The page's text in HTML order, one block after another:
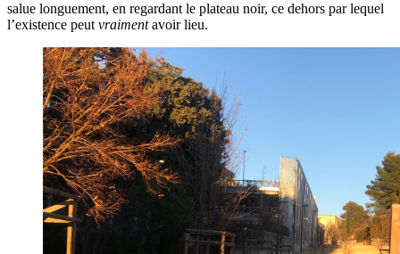
salue longuement, en regardant le plateau noir, ce dehors par lequel
l’existence peut vraimentavoir lieu.